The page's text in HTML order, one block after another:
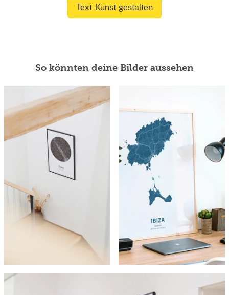
Text-Kunst gestalten
So könnten deine Bilder aussehen